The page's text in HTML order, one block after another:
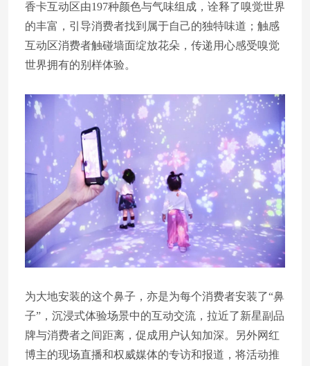
香卡互动区由197种颜色与气味组成，诠释了嗅觉世界
的丰富，引导消费者找到属于自己的独特味道；触感
互动区消费者触碰墙面绽放花朵，传递用心感受嗅觉
世界拥有的别样体验。
为大地安装的这个鼻子，亦是为每个消费者安装了“鼻
子”，沉浸式体验场景中的互动交流，拉近了新星副品
牌与消费者之间距离，促成用户认知加深。另外网红
博主的现场直播和权威媒体的专访和报道，将活动推